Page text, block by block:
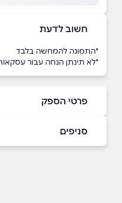
חשוב לדעת
*התמונה להמחשה בלבד
*לא תינתן הנחה עבור
פרטי הספק
סניפים